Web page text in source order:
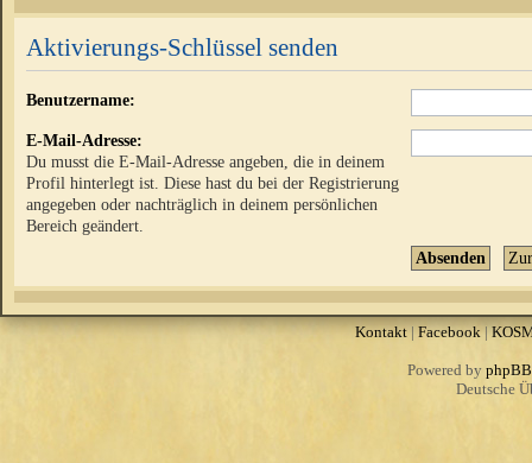
Aktivierungs-Schlüssel senden
Benutzername:
E-Mail-Adresse:
Du musst die E-Mail-Adresse angeben, die in deinem
Profil hinterlegt ist. Diese hast du bei der Registrierung
angegeben oder nachträglich in deinem persönlichen
Bereich geändert.
Kontakt| Facebook |
Powered by phpBB
Deutsche